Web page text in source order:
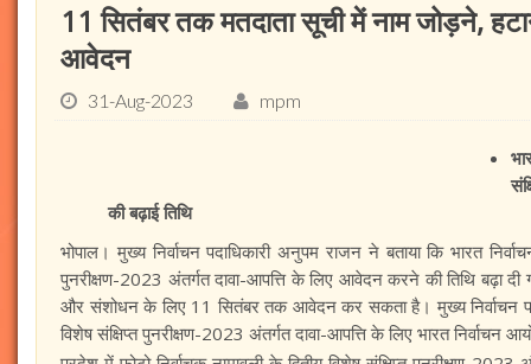
11 सितंबर तक मतदाता सूची में नाम जोड़ने,
आवेदन
31-Aug-2023 mpm
की बढ़ाई तिथि
भोपाल। मुख्य निर्वाचन पदाधिकारी अनुपम राजन ने बताया कि भारत
पुनरीक्षण-2023 अंतर्गत दावा-आपत्ति के लिए आवेदन करने की तिथि बढ़ा
और संशोधन के लिए 11 सितंबर तक आवेदन कर सकता है। मुख्य निर्वाचन
विशेष संक्षिप्त पुनरीक्षण-2023 अंतर्गत दावा-आपत्ति के लिए भारत निर्वाचन